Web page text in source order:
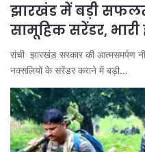
झारखंड में बड़ी
सामूहिक सरेंडर, भारी
रांची झारखंड सरकार की आत्मसमर्पण
नक्सलियों के सरेंडर कराने में बड़ी…